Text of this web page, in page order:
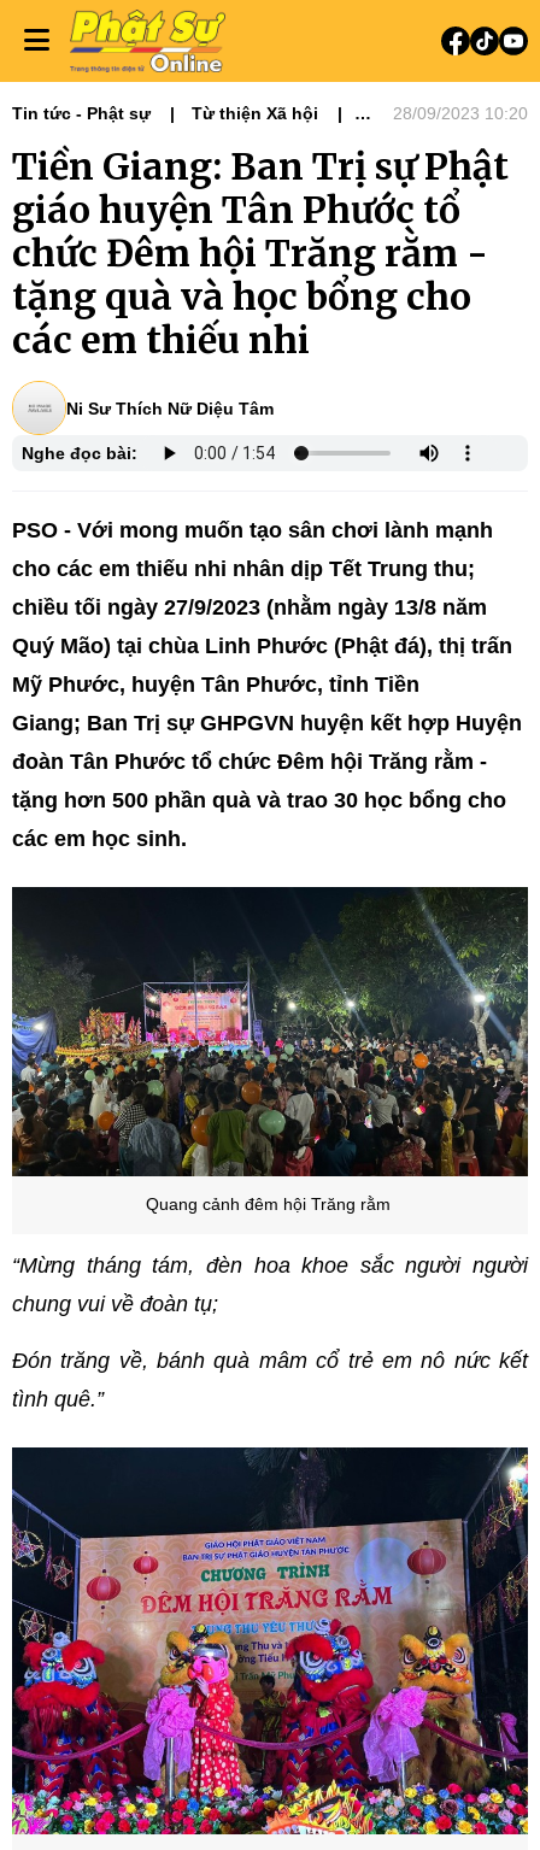
Tin tức - Phật sự
Từ thiện Xã hội
28/09/2023 10:20
Tiền Giang: Ban Trị sự Phật
giáo huyện Tân Phước tổ
chức Đêm hội Trăng rằm -
tặng quà và học bổng cho
các em thiếu nhi
Ni Sư Thích Nữ Diệu Tâm
Nghe đọc bài:
PSO - Với mong muốn tạo sân chơi lành mạnh
cho các em thiếu nhi nhân dịp Tết Trung thu;
chiều tối ngày 27/9/2023 (nhằm ngày 13/8 năm
Quý Mão) tại chùa Linh Phước (Phật đá), thị trấn
Mỹ Phước, huyện Tân Phước, tỉnh Tiền
Giang; Ban Trị sự GHPGVN huyện kết hợp Huyện
đoàn Tân Phước tổ chức Đêm hội Trăng rằm -
tặng hơn 500 phần quà và trao 30 học bổng cho
các em học sinh.
Quang cảnh đêm hội Trăng rằm
“Mừng tháng tám, đèn hoa khoe sắc người người
chung vui về đoàn tụ;
Đón trăng về, bánh quà mâm cổ trẻ em nô nức kết
tình quê.”